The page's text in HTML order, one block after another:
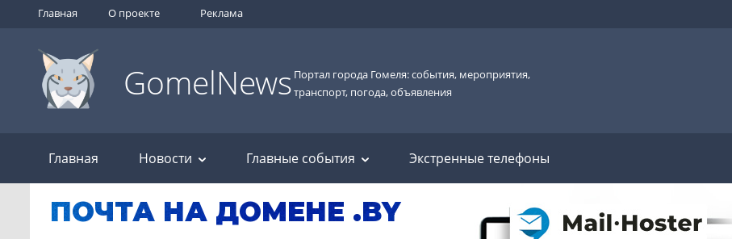
Главная О проекте Реклама
GomelNews Портал города Гомеля: события, мероприятия,
транспорт, погода, объявления
Главная Новости Главные события Экстренные телефоны
ПОЧТА НА ДОМЕНЕ .BY